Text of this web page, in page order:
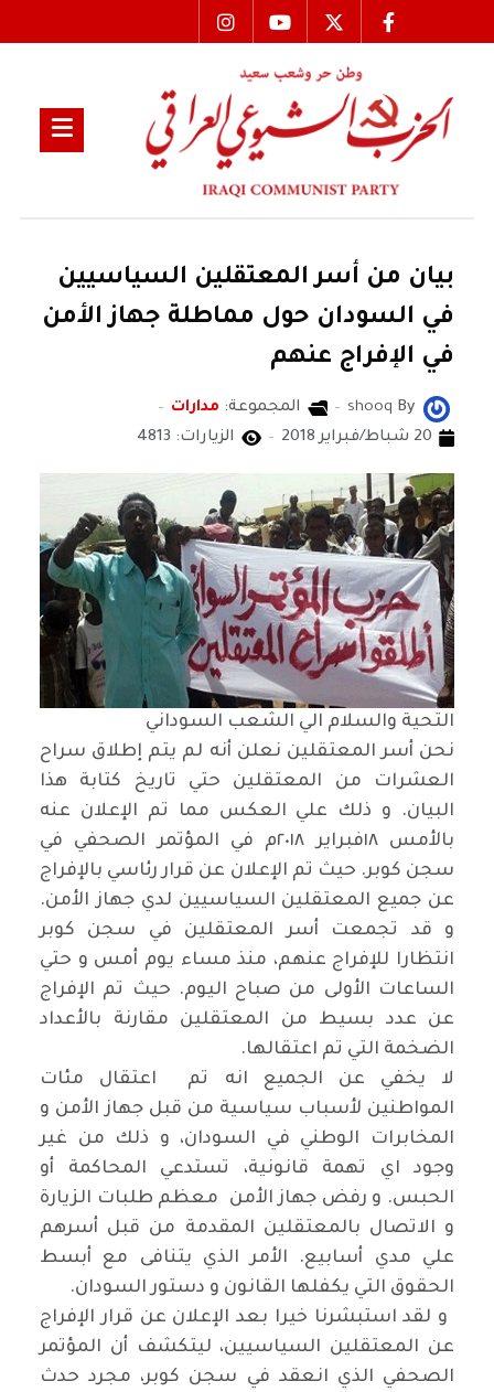
بيان من أسر المعتقلين السياسيين
في السودان حول مماطلة جهاز الأمن
في الإفراج عنهم
By
shooq المجموعة: مدارات
20 شباط/فبراير 2018
الزيارات: 4813
التحية والسلام الي الشعب السوداني
نحن أسر المعتقلين نعلن أنه لم يتم إطلاق سراح
العشرات من المعتقلين حتي تاريخ كتابة هذا
البيان. و ذلك علي العكس مما تم الإعلان عنه
بالأمس ١٨فبراير ٢٠١٨م في المؤتمر الصحفي في
سجن كوبر. حيث تم الإعلان عن قرار رئاسي بالإفراج
عن جميع المعتقلين السياسيين لدي جهاز الأمن.
و قد تجمعت أسر المعتقلين في سجن كوبر
انتظارا للإفراج عنهم، منذ مساء يوم أمس و حتي
الساعات الأولى من صباح اليوم. حيث تم الإفراج
عن عدد بسيط من المعتقلين مقارنة بالأعداد
الضخمة التي تم اعتقالها.
لا يخفي عن الجميع انه تم اعتقال مئات
المواطنين لأسباب سياسية من قبل جهاز الأمن و
المخابرات الوطني في السودان، و ذلك من غير
وجود اي تهمة قانونية، تستدعي المحاكمة أو
الحبس. و رفض جهاز الأمن معظم طلبات الزيارة
و الاتصال بالمعتقلين المقدمة من قبل أسرهم
علي مدي أسابيع. الأمر الذي يتنافى مع أبسط
الحقوق التي يكفلها القانون و دستور السودان.
و لقد استبشرنا خيرا بعد الإعلان عن قرار الإفراج
عن المعتقلين السياسيين، ليتكشف أن المؤتمر
الصحفي الذي انعقد في سجن كوبر، مجرد حدث